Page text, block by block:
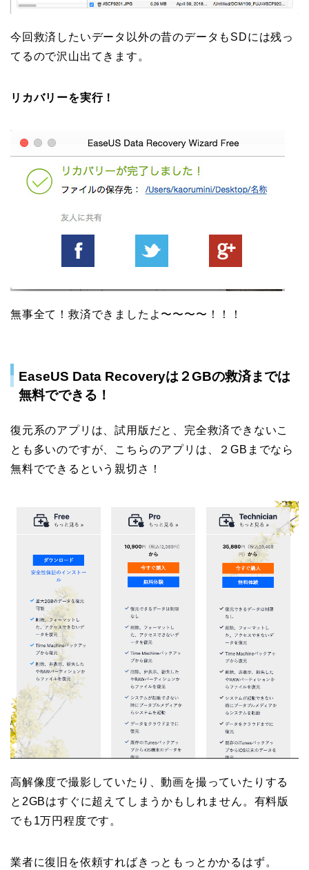
今回救済したいデータ以外の昔のデータもSDには残っ
てるので沢山出てきます。
リカバリーを実行！
無事全て！救済できましたよ〜〜〜〜！！！
EaseUS Data Recoveryは２GBの救済までは
無料でできる！
復元系のアプリは、試用版だと、完全救済できないこ
とも多いのですが、こちらのアプリは、２GBまでなら
無料でできるという親切さ！
高解像度で撮影していたり、動画を撮っていたりする
と2GBはすぐに超えてしまうかもしれません。有料版
でも1万円程度です。
業者に復旧を依頼すればきっともっとかかるはず。